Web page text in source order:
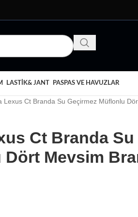
LASTIK& JANT PASPAS VE HAVUZLAR
Lexus Ct Branda Su Geçirmez Müflonlu
Ct Branda Su
Dört Mevsim